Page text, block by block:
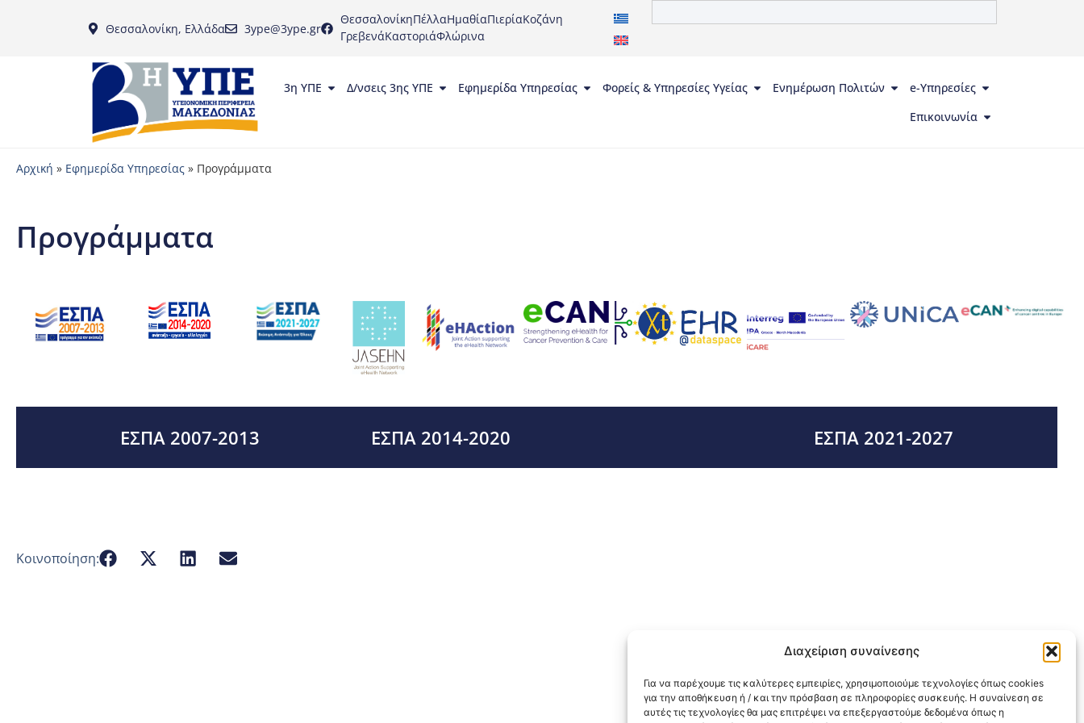
Διαχείριση συναίνεσης
Για να παρέχουμε τις καλύτερες εμπειρίες, χρησιμοποιούμε τεχνολογίες όπως cookies
για την αποθήκευση ή / και την πρόσβαση σε πληροφορίες συσκευής. Η συναίνεση σε
αυτές τις τεχνολογίες θα μας επιτρέψει να επεξεργαστούμε δεδομένα όπως η
Θεσσαλονίκη, Ελλάδα 3ype@3ype.gr
ΘεσσαλονίκηΠέλλαΗμαθίαΠιερίαΚοζάνη
ΓρεβενάΚαστοριάΦλώρινα
3η ΥΠΕ Δ/νσεις 3ης ΥΠΕ Εφημερίδα Υπηρεσίας Φορείς & Υπηρεσίες Υγείας Ενημέρωση Πολιτών
e-Υπηρεσίες
Επικοινωνία
Αρχική » Εφημερίδα Υπηρεσίας » Προγράμματα
Προγράμματα
ΕΣΠΑ 2007-2013 ΕΣΠΑ 2014-2020 ΕΣΠΑ 2021-2027
Κοινοποίηση: